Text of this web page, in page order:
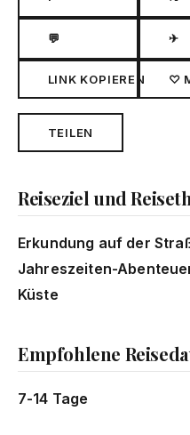
💬 ✈
LINK KOPIEREN ♡
TEILEN
Reiseziel und
Erkundung auf der
Jahreszeiten-
Küste
Empfohlene
7-14 Tage